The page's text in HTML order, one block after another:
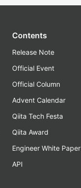
Contents
Release Note
Official Event
Official Column
Advent Calendar
Qiita Tech Festa
Qiita Award
Engineer White Paper
API